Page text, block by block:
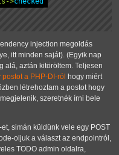
injection megoldás
itt minden saját). (Egyik nap
alá, aztán kitöröltem. Teljesen
postot a PHP-DI-ról hogy miért
létrehoztam a postot hogy
szeretnék írni bele
simán küldünk vele egy POST
oljuk a választ az endpointról,
TODO admin oldalra,